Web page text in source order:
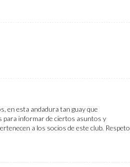
en esta andadura tan guay que
para informar de ciertos asuntos y
a los socios de este club. Respeto